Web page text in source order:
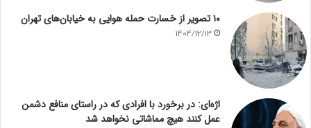
۱۰ تصویر از خسارت حمله هوایی به خیابان‌های تهران
1404/12/13
اژه‌ای: در برخورد با افرادی که در راستای منافع دشمن
عمل کنند هیچ مماشاتی نخواهد شد